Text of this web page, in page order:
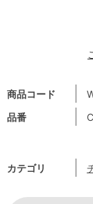
商品コード
品番
カテゴリ